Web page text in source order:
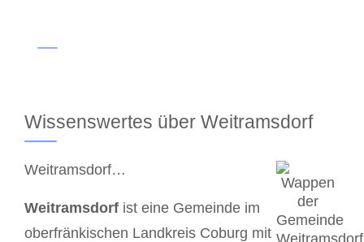
Wissenswertes über Weitramsdorf
Weitramsdorf…
Weitramsdorf ist eine Gemeinde im
oberfränkischen Landkreis Coburg mit